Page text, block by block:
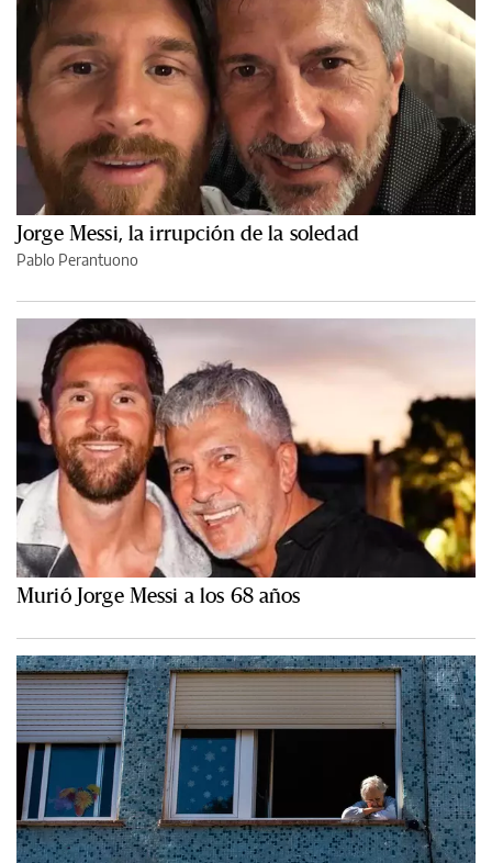
Jorge Messi, la irrupción de la soledad
Pablo Perantuono
Murió Jorge Messi a los 68 años